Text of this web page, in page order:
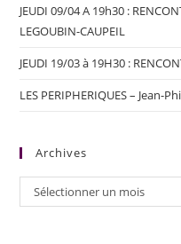
JEUDI 09/04 A 19h30 :
LEGOUBIN-CAUPEIL
JEUDI 19/03 à 19H30 :
LES PERIPHERIQUES – Jean-
Archives
Sélectionner un mois